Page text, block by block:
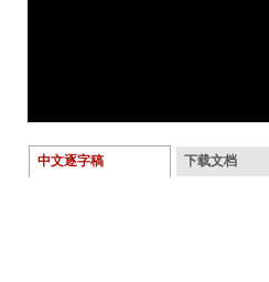
中文逐字稿 下载文档